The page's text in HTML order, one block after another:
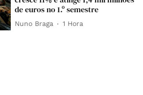
de euros no 1.º semestre
Nuno Braga 1 Hora